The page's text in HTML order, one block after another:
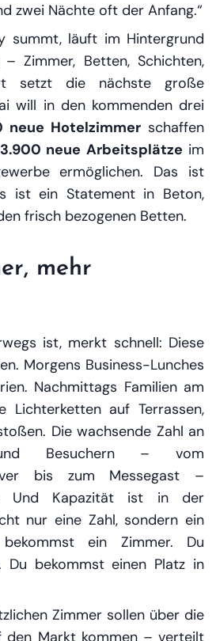
zwei Nächte oft der Anfang.“
summt, läuft im Hintergrund
Zimmer, Betten, Schichten,
setzt die nächste große
will in den kommenden drei
neue Hotelzimmer schaffen
neue Arbeitsplätze im
ermöglichen. Das ist
ist ein Statement in Beton,
frisch bezogenen Betten.
mehr
ist, merkt schnell: Diese
Morgens Business-Lunches
Nachmittags Familien am
Lichterketten auf Terrassen,
Die wachsende Zahl an
und Besuchern – vom
bis zum Messegast –
Und Kapazität ist in der
nur eine Zahl, sondern ein
ein Zimmer. Du
Du bekommst einen Platz in
Zimmer sollen über die
den Markt kommen – verteilt